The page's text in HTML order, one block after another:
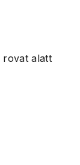
rovat alatt